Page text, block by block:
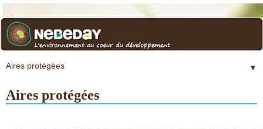
▼
Aires protégées